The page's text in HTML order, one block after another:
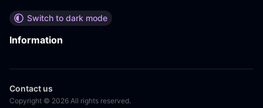
Switch to dark mode
Information
Contact us
Copyright © 2026 All rights reserved.